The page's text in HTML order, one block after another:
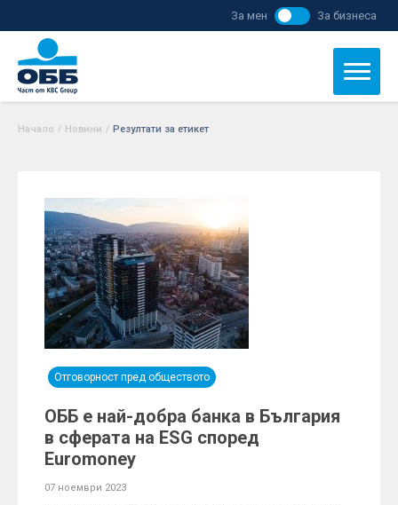
За мен За бизнеса
Начало / Новини / Резултати за етикет
Отговорност пред обществото
ОББ е най-добра банка в България
в сферата на ESG според
Euromoney
07 ноември 2023